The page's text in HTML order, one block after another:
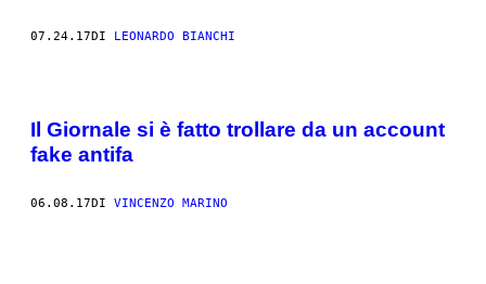
07.24.17DI LEONARDO BIANCHI
Il Giornale si è fatto trollare da un account
fake antifa
06.08.17DI VINCENZO MARINO